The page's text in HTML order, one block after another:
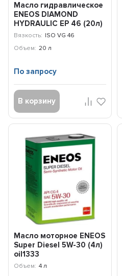
Масло гидравлическое
ENEOS DIAMOND
HYDRAULIC EP 46 (20л)
oil1380
Вязкость: ISO VG 46
Объем: 20 л
По запросу
В корзину
Масло моторное ENEOS
Super Diesel 5W-30 (4л)
oil1333
Объем: 4 л